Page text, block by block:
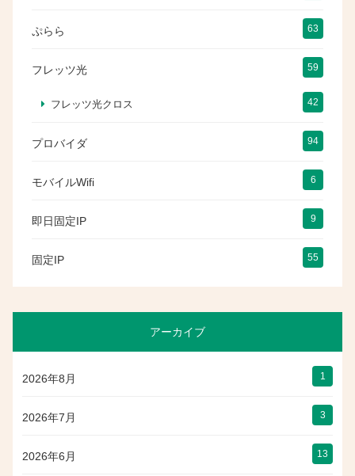
ぷらら 63
フレッツ光 59
フレッツ光クロス 42
プロバイダ 94
モバイルWifi 6
即日固定IP 9
固定IP 55
アーカイブ
2026年8月 1
2026年7月 3
2026年6月 13